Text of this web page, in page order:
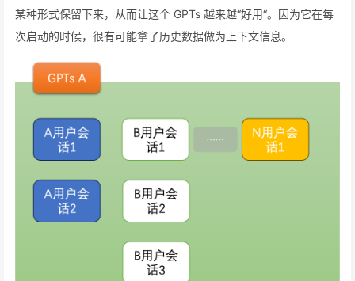
某种形式保留下来，从而让这个 GPTs 越来越“好用“。因为它在每
次启动的时候，很有可能拿了历史数据做为上下文信息。